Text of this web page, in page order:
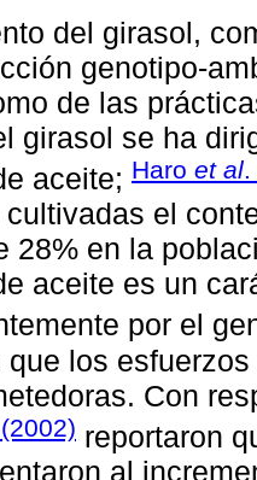
del girasol,
genotipo-
de las
girasol se ha
aceite; Haro et al
el
28% en la
aceite es un
por el
que los
Con
. (2002) reportaron
al